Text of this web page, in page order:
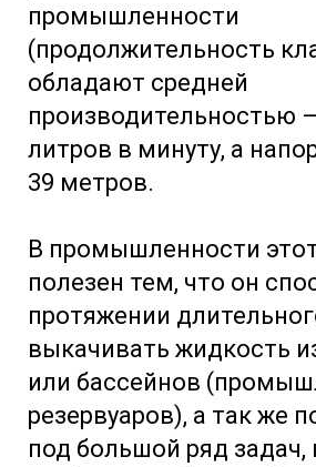
промышленности
(продолжительность
обладают средней
производительностью
литров в минуту, а
39 метров.
В промышленности
полезен тем, что он
протяжении
выкачивать жидкость
или бассейнов
резервуаров), а так же
под большой ряд задач,